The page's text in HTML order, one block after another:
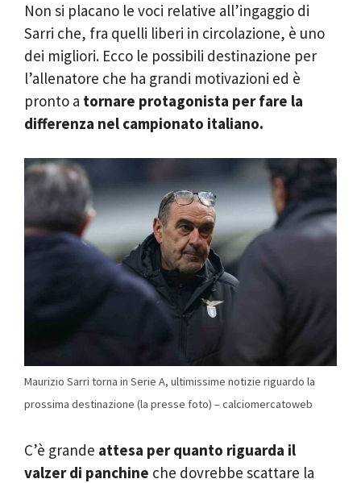
Non si placano le voci relative all’ingaggio di
Sarri che, fra quelli liberi in circolazione, è uno
dei migliori. Ecco le possibili destinazione per
l’allenatore che ha grandi motivazioni ed è
pronto a tornare protagonista per fare la
differenza nel campionato italiano.
Maurizio Sarri torna in Serie A, ultimissime notizie riguardo la
prossima destinazione (la presse foto) – calciomercatoweb
C’è grande attesa per quanto riguarda il
valzer di panchine che dovrebbe scattare la